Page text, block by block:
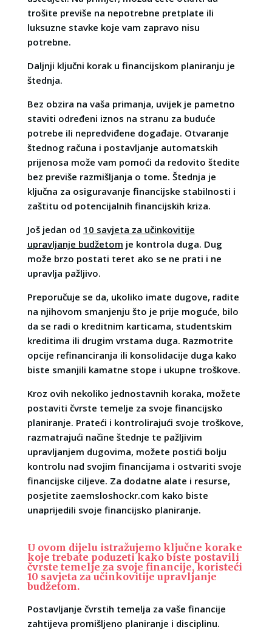
trošite previše na nepotrebne pretplate ili
luksuzne stavke koje vam zapravo nisu
potrebne.
Daljnji ključni korak u financijskom planiranju je
štednja.
Bez obzira na vaša primanja, uvijek je pametno
staviti određeni iznos na stranu za buduće
potrebe ili nepredviđene događaje. Otvaranje
štednog računa i postavljanje automatskih
prijenosa može vam pomoći da redovito štedite
bez previše razmišljanja o tome. Štednja je
ključna za osiguravanje financijske stabilnosti i
zaštitu od potencijalnih financijskih kriza.
Još jedan od 10 savjeta za učinkovitije
upravljanje budžetom je kontrola duga. Dug
može brzo postati teret ako se ne prati i ne
upravlja pažljivo.
Preporučuje se da, ukoliko imate dugove, radite
na njihovom smanjenju što je prije moguće, bilo
da se radi o kreditnim karticama, studentskim
kreditima ili drugim vrstama duga. Razmotrite
opcije refinanciranja ili konsolidacije duga kako
biste smanjili kamatne stope i ukupne troškove.
Kroz ovih nekoliko jednostavnih koraka, možete
postaviti čvrste temelje za svoje financijsko
planiranje. Prateći i kontrolirajući svoje troškove,
razmatrajući načine štednje te pažljivim
upravljanjem dugovima, možete postići bolju
kontrolu nad svojim financijama i ostvariti svoje
financijske ciljeve. Za dodatne alate i resurse,
posjetite zaemsloshockr.com kako biste
unaprijedili svoje financijsko planiranje.
U ovom dijelu istražujemo ključne korake
koje trebate poduzeti kako biste postavili
čvrste temelje za svoje financije, koristeći
10 savjeta za učinkovitije upravljanje
budžetom.
Postavljanje čvrstih temelja za vaše financije
zahtijeva promišljeno planiranje i disciplinu.